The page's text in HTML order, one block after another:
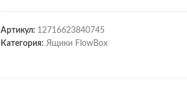
Артикул: 12716623840745
Категория: Ящики FlowBox